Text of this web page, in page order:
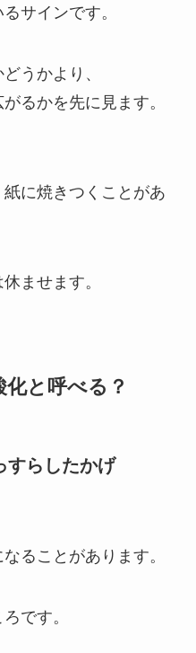
サインです。
うかより、
るかを先に見ます。
に焼きつくことがあ
ませます。
と呼べる？
すらしたかげ
ることがあります。
です。